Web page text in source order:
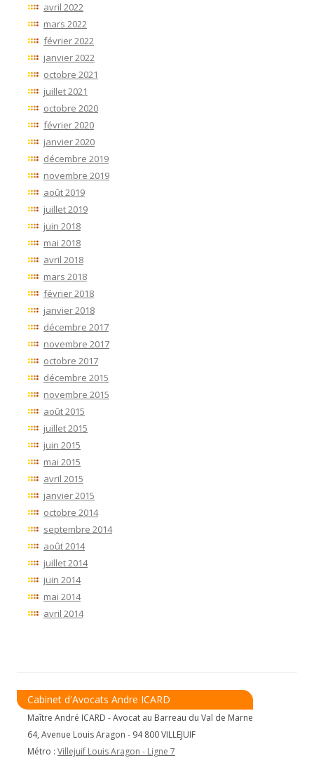
avril 2022
mars 2022
février 2022
janvier 2022
octobre 2021
juillet 2021
octobre 2020
février 2020
janvier 2020
décembre 2019
novembre 2019
août 2019
juillet 2019
juin 2018
mai 2018
avril 2018
mars 2018
février 2018
janvier 2018
décembre 2017
novembre 2017
octobre 2017
décembre 2015
novembre 2015
août 2015
juillet 2015
juin 2015
mai 2015
avril 2015
janvier 2015
octobre 2014
septembre 2014
août 2014
juillet 2014
juin 2014
mai 2014
avril 2014
Cabinet d'Avocats Andre ICARD
Maître André ICARD - Avocat au Barreau du Val de Marne
64, Avenue Louis Aragon - 94 800 VILLEJUIF
Métro : Villejuif Louis Aragon - Ligne 7